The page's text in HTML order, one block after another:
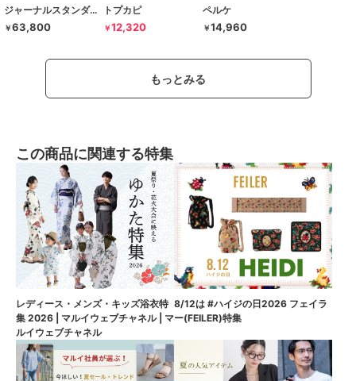
ジャーナルスタンダード レサージュ
￥63,800
トプカピ
￥12,320
ペルケ
￥14,960
もっとみる
この商品に関連する特集
レディース・メンズ・キッズ浴衣特
集 2026 | マルイウェブチャネル | マ
ルイウェブチャネル
8/12は #ハイジの日2026 フェイラ
ー(FEILER)特集